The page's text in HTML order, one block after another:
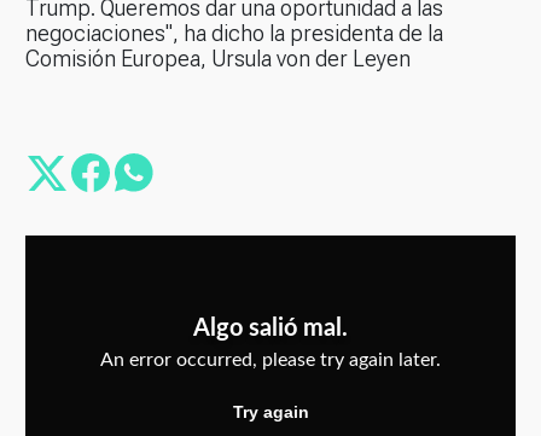
Trump. Queremos dar una oportunidad a las
negociaciones", ha dicho la presidenta de la
Comisión Europea, Ursula von der Leyen